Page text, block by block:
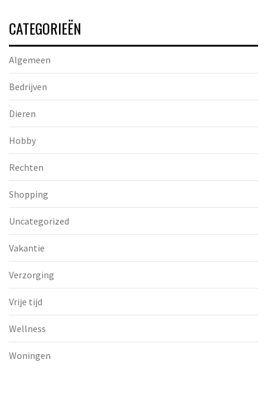
CATEGORIEËN
Algemeen
Bedrijven
Dieren
Hobby
Rechten
Shopping
Uncategorized
Vakantie
Verzorging
Vrije tijd
Wellness
Woningen